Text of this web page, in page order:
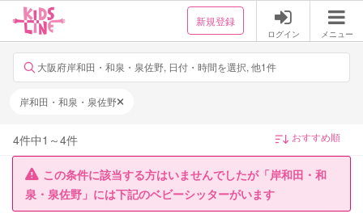
新規登録
ログイン メニュー
大阪府岸和田・和泉・泉佐野, 日付・時間を選択, 他1件
岸和田・和泉・泉佐野
4件中1 ～4件
この条件に該当する方はいませんでしたが「岸和田・和
泉・泉佐野」には下記のベビーシッターがいます